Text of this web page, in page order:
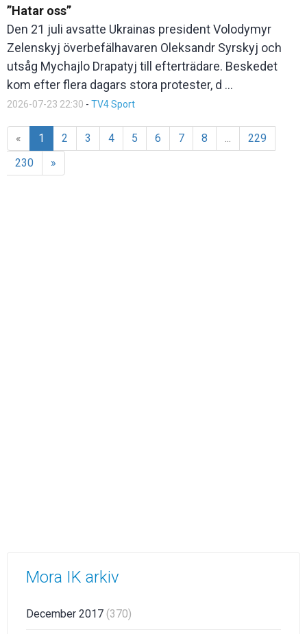
”Hatar oss”
Den 21 juli avsatte Ukrainas president Volodymyr
Zelenskyj överbefälhavaren Oleksandr Syrskyj och
utsåg Mychajlo Drapatyj till efterträdare. Beskedet
kom efter flera dagars stora protester, d ...
2026-07-23 22:30 - TV4 Sport
« 1 2 3 4 5 6 7 8 ...
229
230
»
Mora IK arkiv
December 2017 (370)